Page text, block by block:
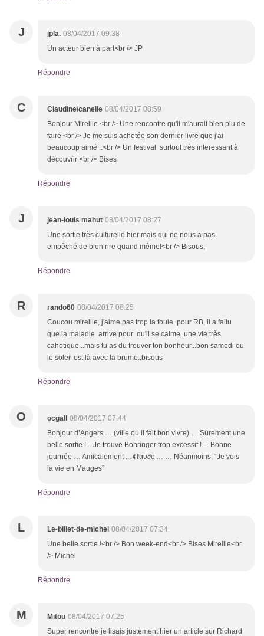
J jpla. 08/04/2017 09:38
Un acteur bien à part<br /> JP
Répondre
C Claudine/canelle 08/04/2017 08:59
Bonjour Mireille <br /> Une rencontre qu'il m'aurait bien plu de
faire <br /> Je me suis achetée son dernier livre que j'ai
beaucoup aimé ..<br /> Un festival surtout très interessant à
découvrir <br /> Bises
Répondre
J jean-louis mahut 08/04/2017 08:27
Une sortie très culturelle hier mais qui ne nous a pas
empêché de bien rire quand même!<br /> Bisous,
Répondre
R rando60 08/04/2017 08:25
Coucou mireille, j'aime pas trop la foule..pour RB, il a fallu
que la maladie arrive pour qu'il se calme..une vie très
cahotique...mais tu as du trouver ton bonheur...bon samedi ou
le soleil est là avec la brume..bisous
Répondre
O ocgall
08/04/2017 07:44
Bonjour d’Angers … (ville où il fait bon vivre) … Sûrement une
belle sortie ! ...Je trouve Bohringer trop excessif ! ... Bonne
journée … Amicalement ... ¢ℓαυ∂є … … Néanmoins, “Je vois
la vie en Mauges”
Répondre
L Le-billet-de-michel 08/04/2017 07:34
Une belle sortie !<br /> Bon week-end<br /> Bises Mireille<br
/> Michel
Répondre
M Mitou 08/04/2017 07:25
Super rencontre je lisais justement hier un article sur Richard